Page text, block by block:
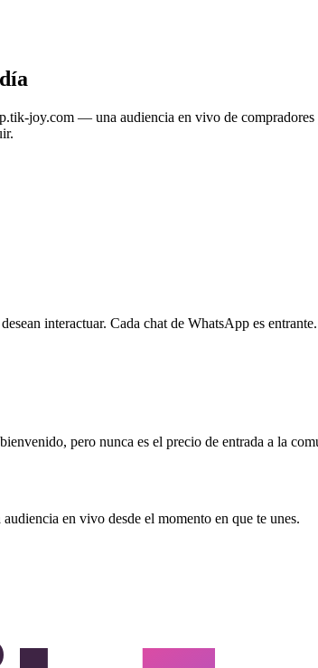
joy.com — una audiencia en vivo de
interactuar. Cada chat de WhatsApp es
pero nunca es el precio de entrada a la
en vivo desde el momento en que te unes.